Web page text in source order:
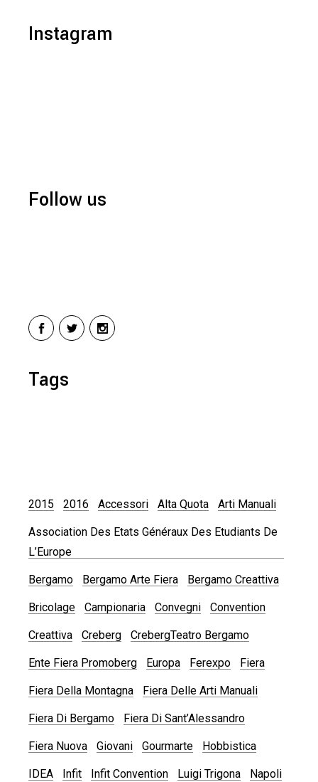
Instagram
Follow us
Tags
2015 2016 Accessori Alta Quota Arti Manuali
Association Des Etats Généraux Des Etudiants De
L’Europe
Bergamo Bergamo Arte Fiera Bergamo Creattiva
Bricolage Campionaria Convegni Convention
Creattiva Creberg CrebergTeatro Bergamo
Ente Fiera Promoberg Europa Ferexpo Fiera
Fiera Della Montagna Fiera Delle Arti Manuali
Fiera Di Bergamo Fiera Di Sant’Alessandro
Fiera Nuova Giovani Gourmarte Hobbistica
IDEA Infit Infit Convention Luigi Trigona Napoli